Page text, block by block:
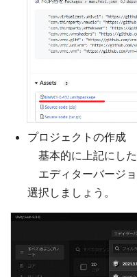
プロジェクトの作成
基本的に上記にした
エディターバージ
選択しましょう。